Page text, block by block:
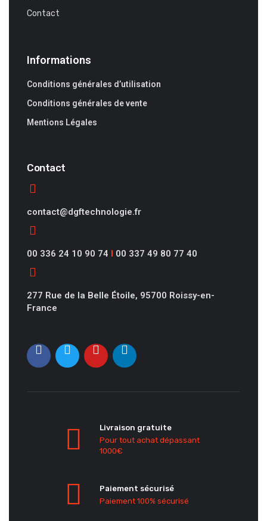
Contact
Informations
Conditions générales d’utilisation
Conditions générales de vente
Mentions Légales
Contact
contact@dgftechnologie.fr
00 336 24 10 90 74 I 00 337 49 80 77 40
277 Rue de la Belle Étoile, 95700 Roissy-en-
France
Livraison gratuite
Pour tout achat dépassant
1000€
Paiement sécurisé
Paiement 100% sécurisé